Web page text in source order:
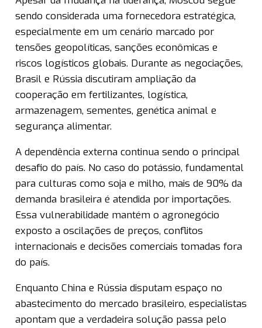
sendo considerada uma fornecedora estratégica,
especialmente em um cenário marcado por
tensões geopolíticas, sanções econômicas e
riscos logísticos globais. Durante as negociações,
Brasil e Rússia discutiram ampliação da
cooperação em fertilizantes, logística,
armazenagem, sementes, genética animal e
segurança alimentar.
A dependência externa continua sendo o principal
desafio do país. No caso do potássio, fundamental
para culturas como soja e milho, mais de 90% da
demanda brasileira é atendida por importações.
Essa vulnerabilidade mantém o agronegócio
exposto a oscilações de preços, conflitos
internacionais e decisões comerciais tomadas fora
do país.
Enquanto China e Rússia disputam espaço no
abastecimento do mercado brasileiro, especialistas
apontam que a verdadeira solução passa pelo